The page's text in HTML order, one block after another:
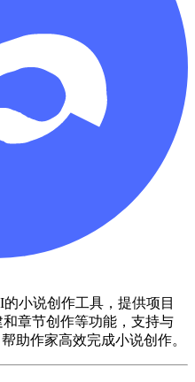
小说创作工具，提供项目
章节创作等功能，支持与
助作家高效完成小说创作。